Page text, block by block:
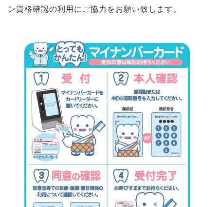
ン資格確認の利用にご協力をお願い致します。